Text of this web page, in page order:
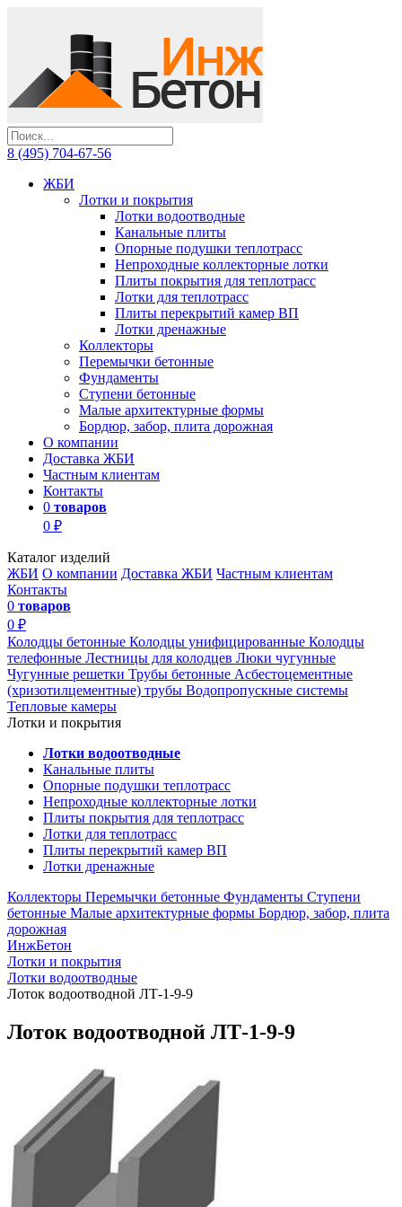
8 (495) 704-67-56
ЖБИ
Лотки и покрытия
Лотки водоотводные
Канальные плиты
Опорные подушки теплотрасс
Непроходные коллекторные лотки
Плиты покрытия для теплотрасс
Лотки для теплотрасс
Плиты перекрытий камер ВП
Лотки дренажные
Коллекторы
Перемычки бетонные
Фундаменты
Ступени бетонные
Малые архитектурные формы
Бордюр, забор, плита дорожная
О компании
Доставка ЖБИ
Частным клиентам
Контакты
0 товаров
0 ₽
Каталог изделий
ЖБИ О компании Доставка ЖБИ Частным клиентам
Контакты
0 товаров
0 ₽
Колодцы бетонные Колодцы унифицированные Колодцы
телефонные Лестницы для колодцев Люки чугунные
Чугунные решетки Трубы бетонные Асбестоцементные
(хризотилцементные) трубы Водопропускные системы
Тепловые камеры
Лотки и покрытия
Лотки водоотводные
Канальные плиты
Опорные подушки теплотрасс
Непроходные коллекторные лотки
Плиты покрытия для теплотрасс
Лотки для теплотрасс
Плиты перекрытий камер ВП
Лотки дренажные
Коллекторы Перемычки бетонные Фундаменты Ступени
бетонные Малые архитектурные формы Бордюр, забор, плита
дорожная
ИнжБетон
Лотки и покрытия
Лотки водоотводные
Лоток водоотводной ЛТ-1-9-9
Лоток водоотводной ЛТ-1-9-9